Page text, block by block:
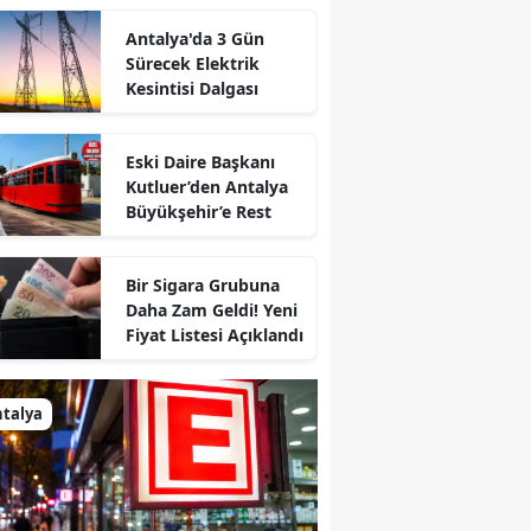
Antalya'da 3 Gün
Sürecek Elektrik
Kesintisi Dalgası
Eski Daire Başkanı
Kutluer’den Antalya
Büyükşehir’e Rest
Bir Sigara Grubuna
Daha Zam Geldi! Yeni
Fiyat Listesi Açıklandı